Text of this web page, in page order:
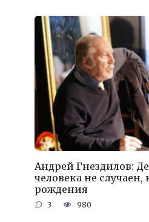
Андрей Гнездилов:
человека не случаен,
рождения
3 980